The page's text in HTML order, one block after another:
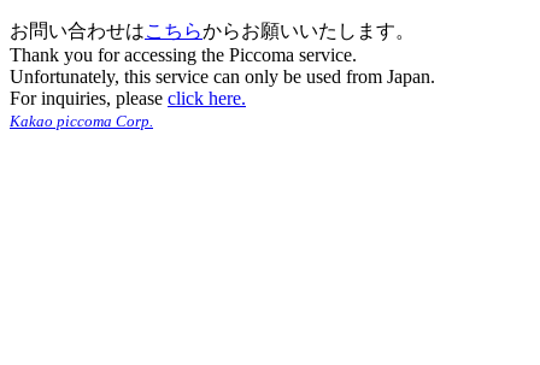
お問い合わせはこちらからお願いいたします。
Thank you for accessing the Piccoma service.
Unfortunately, this service can only be used from Japan.
For inquiries, please click here.
Kakao piccoma Corp.